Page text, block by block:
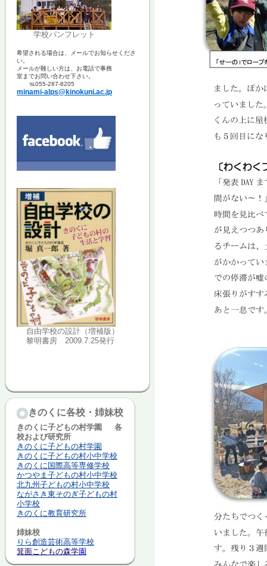
学校パンフレット
希望される場合は、
メールでお知らせくださ
い。
メールが難しい方は、お電話で事務
室までお問い合わせ下さい。
℡055-287-8205
minami-alps@kinokuni.ac.jp
自由学校の設計（増補版）
黎明書房 2009.7.25発行
きのくに各校・姉妹校
きのくに子どもの村学園 各
校および研究所
きのくに子どもの村学園
きのくに子どもの村小中学校
きのくに国際高等専修学校
かつやま子どもの村小中学校
北九州子どもの村小中学校
ながさき東そのぎ子どもの村
小学校
きのくに教育研究所
姉妹校
りら創造芸術高等学校
箕面こどもの森学園